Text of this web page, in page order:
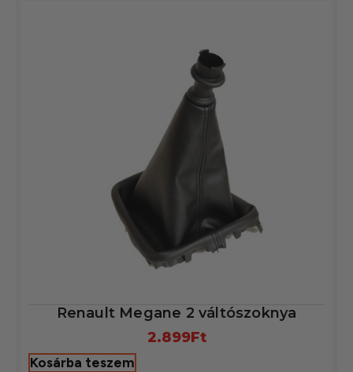
Renault Megane 2 váltószoknya
2.899Ft
Kosárba teszem